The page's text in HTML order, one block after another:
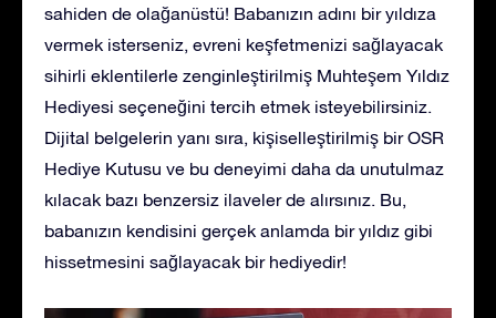
sahiden de olağanüstü! Babanızın adını bir yıldıza
vermek isterseniz, evreni keşfetmenizi sağlayacak
sihirli eklentilerle zenginleştirilmiş Muhteşem Yıldız
Hediyesi seçeneğini tercih etmek isteyebilirsiniz.
Dijital belgelerin yanı sıra, kişiselleştirilmiş bir OSR
Hediye Kutusu ve bu deneyimi daha da unutulmaz
kılacak bazı benzersiz ilaveler de alırsınız. Bu,
babanızın kendisini gerçek anlamda bir yıldız gibi
hissetmesini sağlayacak bir hediyedir!